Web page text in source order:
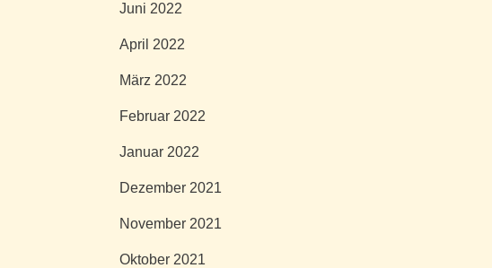
Juni 2022
April 2022
März 2022
Februar 2022
Januar 2022
Dezember 2021
November 2021
Oktober 2021